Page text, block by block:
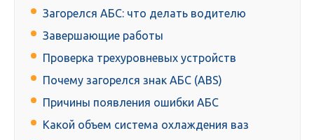
Загорелся АБС: что делать водителю
Завершающие работы
Проверка трехуровневых устройств
Почему загорелся знак АБС (ABS)
Причины появления ошибки АБС
Какой объем система охлаждения ваз